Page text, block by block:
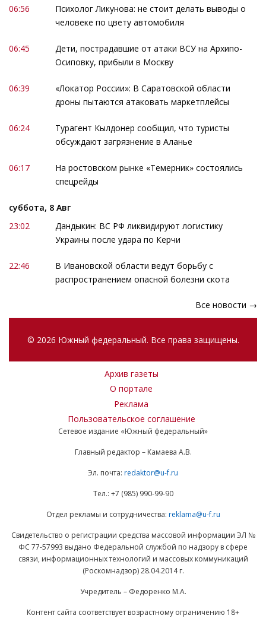
06:56
Психолог Ликунова: не стоит делать выводы о
человеке по цвету автомобиля
06:45
Дети, пострадавшие от атаки ВСУ на Архипо-
Осиповку, прибыли в Москву
06:39
«Локатор России»: В Саратовской области
дроны пытаются атаковать маркетплейсы
06:24
Турагент Кылдонер сообщил, что туристы
обсуждают загрязнение в Аланье
06:17
На ростовском рынке «Темерник» состоялись
спецрейды
суббота, 8 Авг
23:02
Дандыкин: ВС РФ ликвидируют логистику
Украины после удара по Керчи
22:46
В Ивановской области ведут борьбу с
распространением опасной болезни скота
Все новости →
© 2026 Южный федеральный. Все права защищены.
Архив газеты
О портале
Реклама
Пользовательское соглашение
Сетевое издание «Южный федеральный»
Главный редактор – Камаева А.В.
Эл. почта: redaktor@u-f.ru
Тел.: +7 (985) 990-99-90
Отдел рекламы и сотрудничества: reklama@u-f.ru
Свидетельство о регистрации средства массовой информации ЭЛ №
ФС 77-57993 выдано Федеральной службой по надзору в сфере
связи, информационных технологий и массовых коммуникаций
(Роскомнадзор) 28.04.2014 г.
Учредитель – Федоренко М.А.
Контент сайта соответствует возрастному ограничению 18+